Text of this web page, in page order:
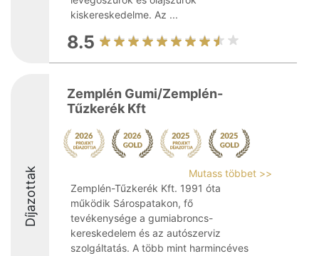
kiskereskedelme. Az ...
8.5
Díjazottak
Zemplén Gumi/Zemplén-
Tűzkerék Kft
Mutass többet >>
Zemplén-Tűzkerék Kft. 1991 óta
működik Sárospatakon, fő
tevékenysége a gumiabroncs-
kereskedelem és az autószerviz
szolgáltatás. A több mint harmincéves